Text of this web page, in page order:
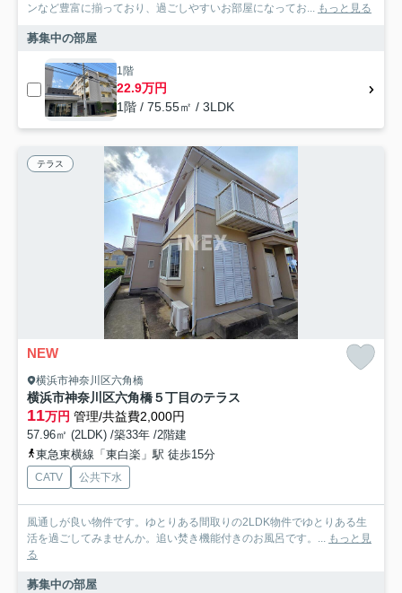
ンなど豊富に揃っており、過ごしやすいお部屋になってお... もっと見る
募集中の部屋
1階
22.9万円
1階 / 75.55㎡ / 3LDK
テラス
NEW
横浜市神奈川区六角橋
横浜市神奈川区六角橋５丁目のテラス
11万円 管理/共益費2,000円
57.96㎡ (2LDK) /築33年 /2階建
東急東横線「東白楽」駅 徒歩15分
CATV 公共下水
風通しが良い物件です。ゆとりある間取りの2LDK物件でゆとりある生
活を過ごしてみませんか。追い焚き機能付きのお風呂です。... もっと見
る
募集中の部屋